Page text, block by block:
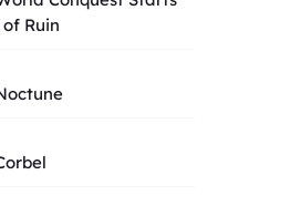
Ruin